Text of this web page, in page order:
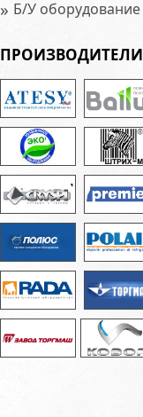
» Б/У оборудование
ПРОИЗВОДИТЕЛИ